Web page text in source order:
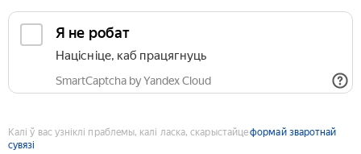
Я не робат
Націсніце, каб працягнуць
SmartCaptcha by Yandex Cloud
Калі ў вас узніклі праблемы, калі ласка, скарыстайцеформай зваротнай
сувязі